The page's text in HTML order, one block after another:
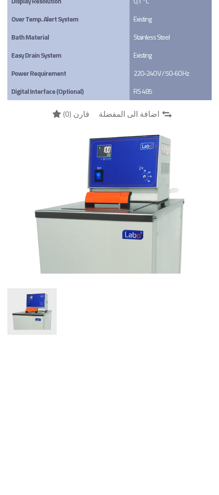
Over Temp. Alert System
Existing
Bath Material
Stainless Steel
Easy Drain System
Existing
Power Requirement
220-240 V / 50-60 Hz
Digital Interface (Optional)
RS 485
قارن (0
) اضافة الى المفضلة